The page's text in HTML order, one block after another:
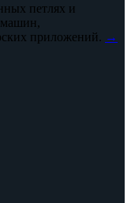
петлях и
машин,
приложений. →